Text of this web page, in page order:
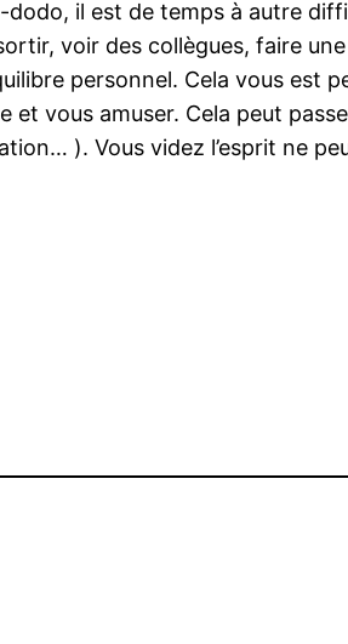
il est de temps à autre
voir des collègues, faire
personnel. Cela vous est
vous amuser. Cela peut
). Vous videz l’esprit ne